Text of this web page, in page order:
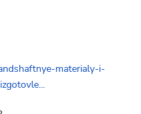
materialy-i-